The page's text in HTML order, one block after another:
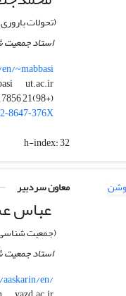
(تحولات
استاد جمعیت
~mabbasi
mabbasi
ut.ac.ir
(+98)21 61117856
h-index:32
معاون سردبیر
عباس
(جمعیت
استاد جمعیت
en/